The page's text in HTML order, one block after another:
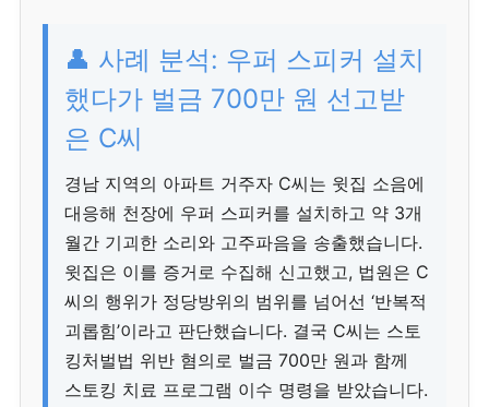
👤 사례 분석: 우퍼 스피커 설치
했다가 벌금 700만 원 선고받
은 C씨
경남 지역의 아파트 거주자 C씨는 윗집 소음에
대응해 천장에 우퍼 스피커를 설치하고 약 3개
월간 기괴한 소리와 고주파음을 송출했습니다.
윗집은 이를 증거로 수집해 신고했고, 법원은 C
씨의 행위가 정당방위의 범위를 넘어선 ‘반복적
괴롭힘’이라고 판단했습니다. 결국 C씨는 스토
킹처벌법 위반 혐의로 벌금 700만 원과 함께
스토킹 치료 프로그램 이수 명령을 받았습니다.